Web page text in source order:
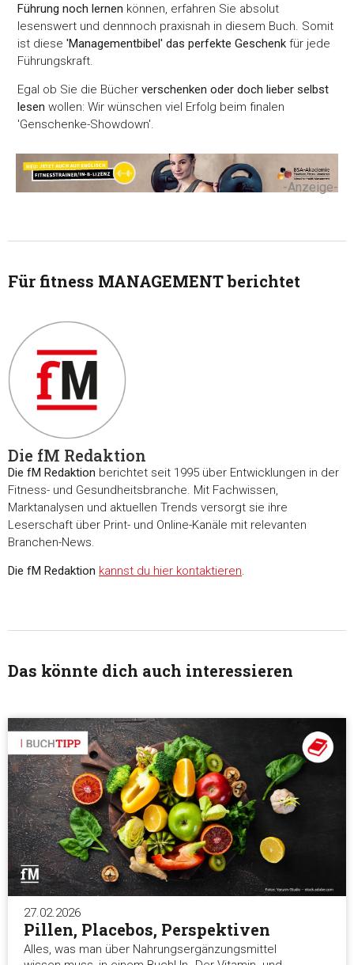
Führung noch lernen können, erfahren Sie absolut
lesenswert und dennnoch praxisnah in diesem Buch. Somit
ist diese'Managementbibel' das perfekte Geschenk für jede
Führungskraft.
Egal ob Sie die Bücherverschenken oder doch lieber selbst
lesen wollen: Wir wünschen viel Erfolg beim finalen
'Genschenke-Showdown'.
-Anzeige-
Für fitness MANAGEMENT berichtet
Die fM Redaktion
Die fM Redaktion berichtet seit 1995 über Entwicklungen in der
Fitness- und Gesundheitsbranche. Mit Fachwissen,
Marktanalysen und aktuellen Trends versorgt sie ihre
Leserschaft über Print- und Online-Kanäle mit relevanten
Branchen-News.
Die fM Redaktion kannst du hier kontaktieren.
Das könnte dich auch interessieren
27.02.2026
Pillen, Placebos, Perspektiven
Alles, was man über Nahrungsergänzungsmittel